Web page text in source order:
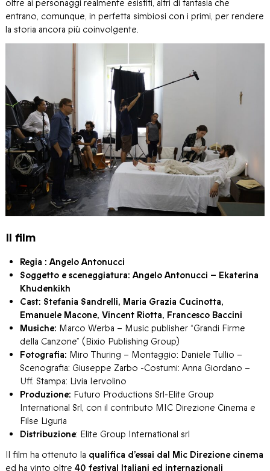
oltre ai personaggi realmente esistiti, altri di fantasia che
entrano, comunque, in perfetta simbiosi con i primi, per rendere
la storia ancora più coinvolgente.
Il film
Regia : Angelo Antonucci
Soggetto e sceneggiatura: Angelo Antonucci – Ekaterina
Khudenkikh
Cast: Stefania Sandrelli, Maria Grazia Cucinotta,
Emanuele Macone, Vincent Riotta, Francesco Baccini
Musiche: Marco Werba – Music publisher “Grandi Firme
della Canzone” (Bixio Publishing Group)
Fotografia: Miro Thuring – Montaggio: Daniele Tullio –
Scenografia: Giuseppe Zarbo -Costumi: Anna Giordano –
Uff. Stampa: Livia Iervolino
Produzione: Futuro Productions Srl-Elite Group
International Srl, con il contributo MIC Direzione Cinema e
Filse Liguria
Distribuzione: Elite Group International srl
Il film ha ottenuto la qualifica d’essai dal Mic Direzione cinema
ed ha vinto oltre 40 festival Italiani ed internazionali